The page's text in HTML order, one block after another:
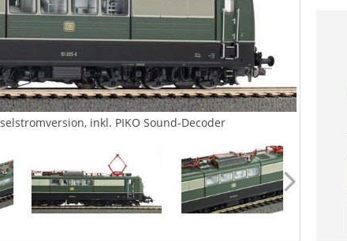
inkl. PIKO Sound-Decoder